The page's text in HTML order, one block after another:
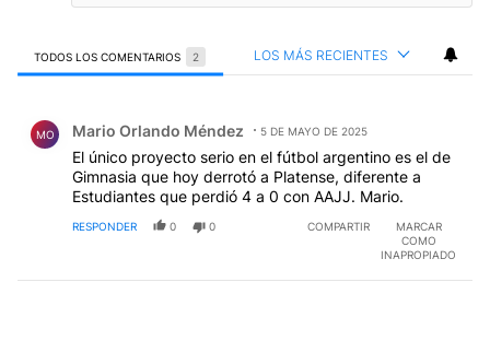
TODOS LOS COMENTARIOS 2 LOS MÁS RECIENTES
MO Mario Orlando Méndez 5 DE MAYO DE 2025
El único proyecto serio en el fútbol argentino es el de
Gimnasia que hoy derrotó a Platense, diferente a
Estudiantes que perdió 4 a 0 con AAJJ. Mario.
RESPONDER 0 0 COMPARTIR
MARCAR
COMO
INAPROPIADO